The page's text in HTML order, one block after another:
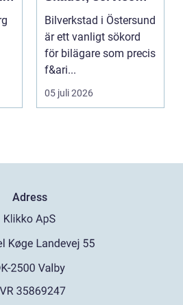
och smarta val för
din bil
Bilverkstad i Östersund
är ett vanligt sökord
för bilägare som precis
f&ari...
05 juli 2026
Adress